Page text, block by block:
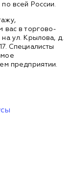
всей России.
вас в торгово-
ул. Крылова, д.
Специалисты
предприятии.